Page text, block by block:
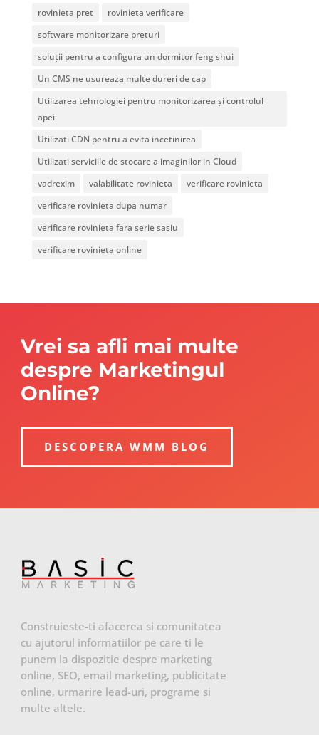
rovinieta pret
rovinieta verificare
software monitorizare preturi
soluții pentru a configura un dormitor feng shui
Un CMS ne usureaza multe dureri de cap
Utilizarea tehnologiei pentru monitorizarea și controlul
apei
Utilizati CDN pentru a evita incetinirea
Utilizati serviciile de stocare a imaginilor in Cloud
vadrexim
valabilitate rovinieta
verificare rovinieta
verificare rovinieta dupa numar
verificare rovinieta fara serie sasiu
verificare rovinieta online
Vrei sa afli mai multe
despre Marketingul
Online?
DESCOPERA WMM BLOG
Construieste-ti afacerea si comunitatea
cu ajutorul informatiilor pe care ti le
punem la dispozitie despre marketing
online, SEO, email marketing, publicitate
online, urmarire lead-uri, programe si
multe altele.